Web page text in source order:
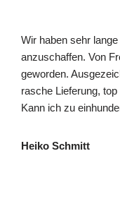
Wir haben sehr
anzuschaffen. Von
geworden.
rasche Lieferung,
Kann ich zu
Heiko Schmitt